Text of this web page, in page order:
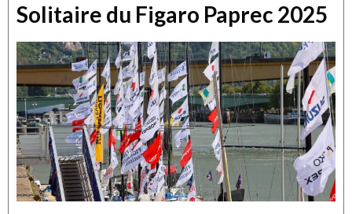
Solitaire du Figaro Paprec 2025